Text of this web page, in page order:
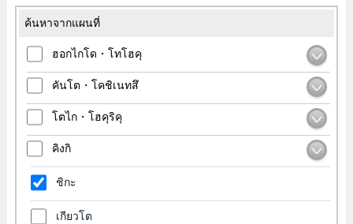
ค้นหาจากแผนที่
ฮอกไกโด・โทโฮคุ
คันโต・โคชิเนทสึ
โตไก・โฮคุริคุ
คิงกิ
ชิกะ
เกียวโต